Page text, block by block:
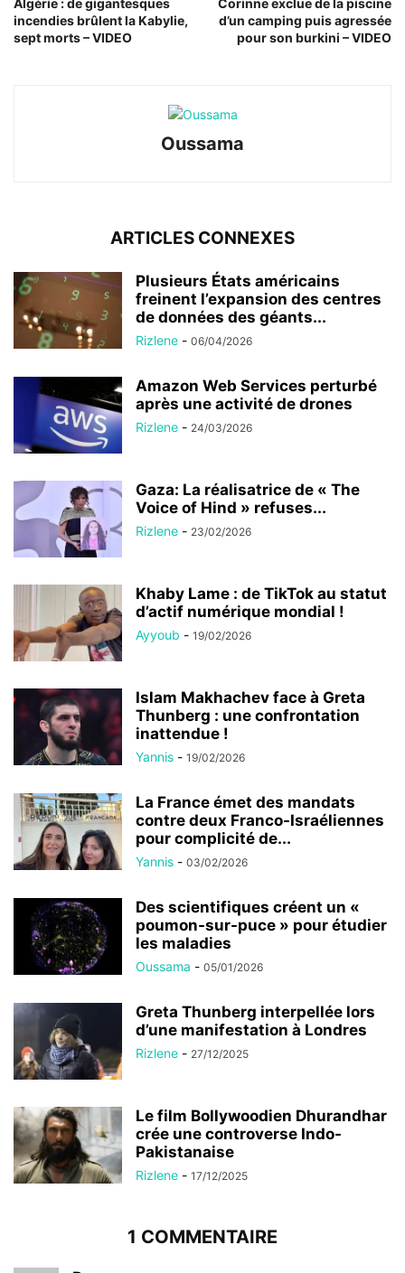
incendies brûlent la Kabylie,
sept morts – VIDEO
d’un camping puis agressée
pour son burkini – VIDEO
Oussama
ARTICLES CONNEXES
Plusieurs États américains
freinent l’expansion des centres
de données des géants...
Rizlene - 06/04/2026
Amazon Web Services perturbé
après une activité de drones
Rizlene - 24/03/2026
Gaza: La réalisatrice de « The
Voice of Hind » refuses...
Rizlene - 23/02/2026
Khaby Lame : de TikTok au statut
d’actif numérique mondial !
Ayyoub - 19/02/2026
Islam Makhachev face à Greta
Thunberg : une confrontation
inattendue !
Yannis - 19/02/2026
La France émet des mandats
contre deux Franco-Israéliennes
pour complicité de...
Yannis - 03/02/2026
Des scientifiques créent un «
poumon-sur-puce » pour étudier
les maladies
Oussama - 05/01/2026
Greta Thunberg interpellée lors
d’une manifestation à Londres
Rizlene - 27/12/2025
Le film Bollywoodien Dhurandhar
crée une controverse Indo-
Pakistanaise
Rizlene - 17/12/2025
1 COMMENTAIRE